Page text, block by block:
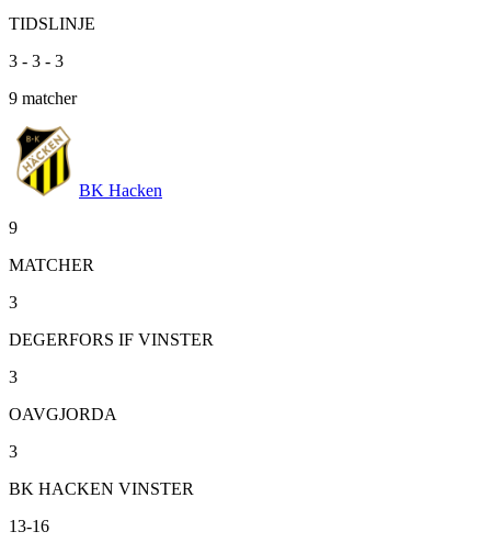
TIDSLINJE
3 - 3 - 3
9 matcher
BK Hacken
9
MATCHER
3
DEGERFORS IF VINSTER
3
OAVGJORDA
3
BK HACKEN VINSTER
13-16